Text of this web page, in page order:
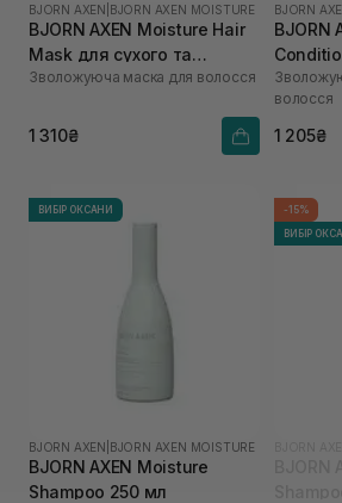
BJORN AXEN BJORN AXEN MOISTURE
BJORN AXEN Moisture Hair
Mask для сухого та
зневодненого волосся 200
Зволожуюча маска для волосся
1 310₴
BJORN
BJORN
волосся
1 205₴
ВИБІР ОКСАНИ
BJORN AXEN BJORN AXEN MOISTURE
BJORN AXEN Moisture
Shampoo 250 мл
-15%
ВИБІР